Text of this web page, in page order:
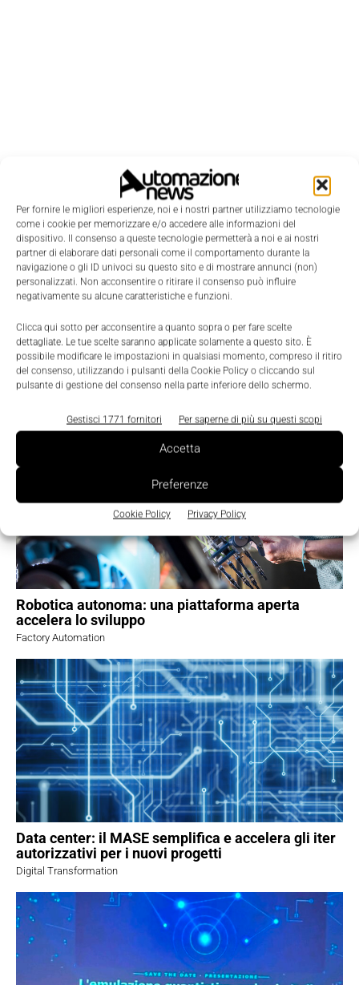
Per fornire le migliori esperienze, noi e i nostri partner utilizziamo tecnologie
come i cookie per memorizzare e/o accedere alle informazioni del
dispositivo. Il consenso a queste tecnologie permetterà a noi e ai nostri
partner di elaborare dati personali come il comportamento durante la
navigazione o gli ID univoci su questo sito e di mostrare annunci (non)
personalizzati. Non acconsentire o ritirare il consenso può influire
negativamente su alcune caratteristiche e funzioni.
Clicca qui sotto per acconsentire a quanto sopra o per fare scelte
dettagliate. Le tue scelte saranno applicate solamente a questo sito. È
possibile modificare le impostazioni in qualsiasi momento, compreso il ritiro
del consenso, utilizzando i pulsanti della Cookie Policy o cliccando sul
pulsante di gestione del consenso nella parte inferiore dello schermo.
Gestisci 1771 fornitori Per saperne di più su questi scopi
Accetta
Preferenze
Cookie Policy Privacy Policy
LEGGI LA RIVISTA ⇢
Robotica autonoma: una piattaforma aperta
accelera lo sviluppo
Factory Automation
Data center: il MASE semplifica e accelera gli iter
autorizzativi per i nuovi progetti
Digital Transformation